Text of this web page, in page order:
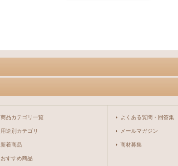
商品カテゴリ一覧
用途別カテゴリ
新着商品
おすすめ商品
よくある質問・回答集
メールマガジン
商材募集